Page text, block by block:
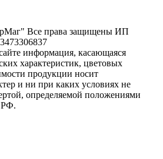
Все права защищены ИП
информация, касающаяся
характеристик, цветовых
продукции носит
и ни при каких условиях не
определяемой положениями
РФ.